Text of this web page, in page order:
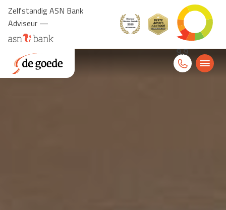
Zelfstandig ASN Bank
Adviseur —
9.9